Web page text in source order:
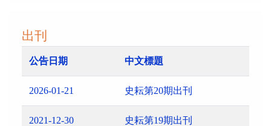
出刊
公告日期 中文標題
2026-01-21 史耘第20期出刊
2021-12-30 史耘第19期出刊